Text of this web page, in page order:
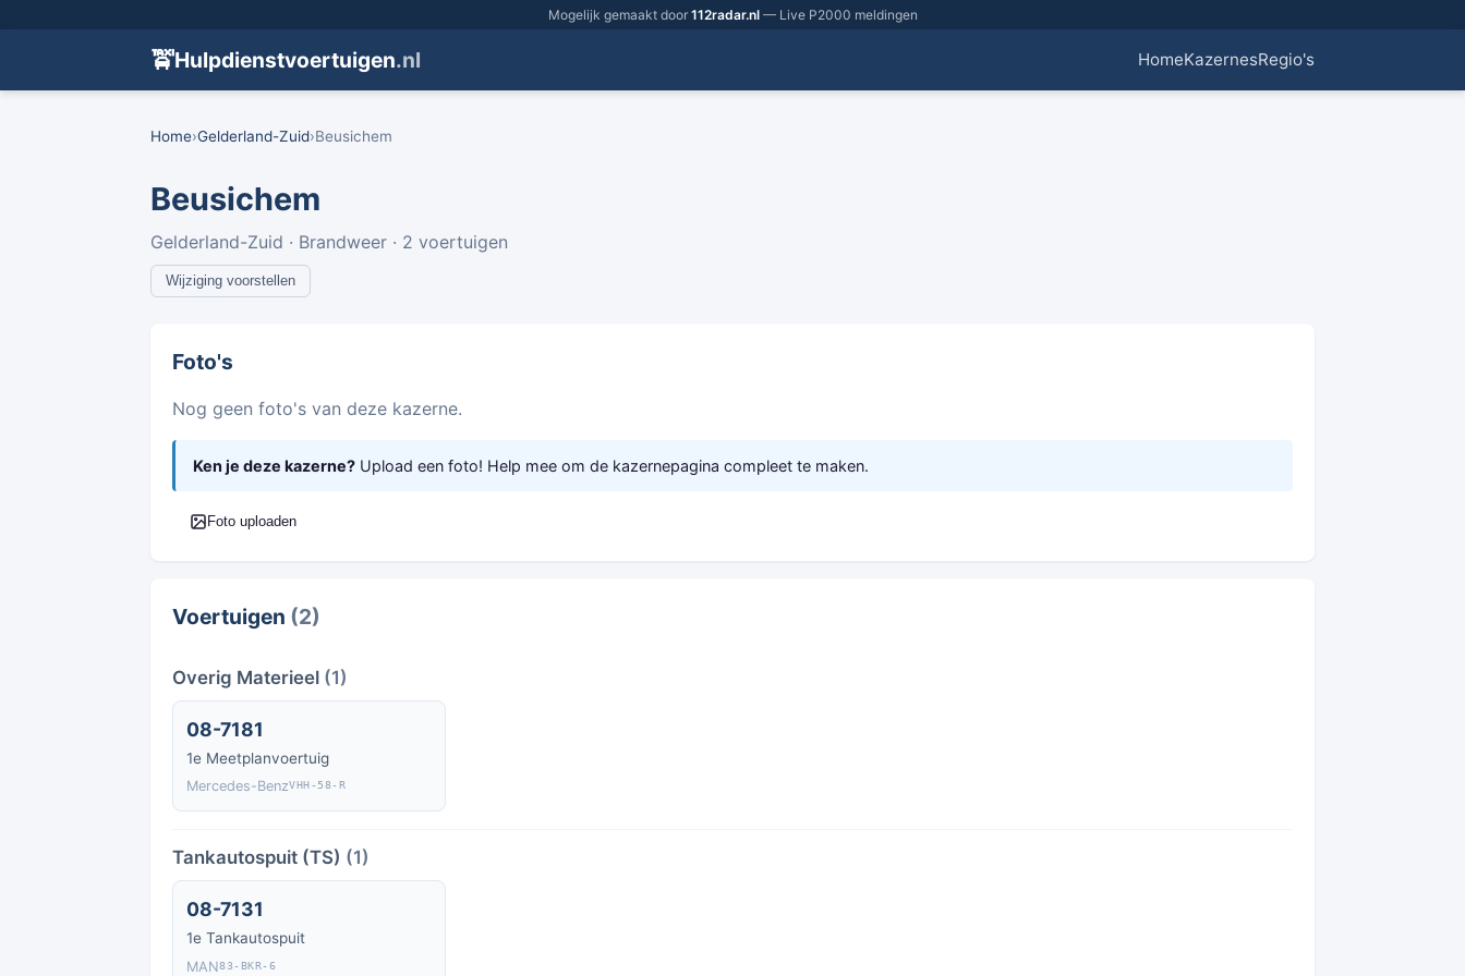
Mogelijk gemaakt door 112radar.nl— Live P2000 meldingen
🚖Hulpdienstvoertuigen.nl HomeKazernesRegio's
Home›Gelderland-Zuid›Beusichem
Beusichem
Gelderland-Zuid · Brandweer · 2 voertuigen
Wijziging voorstellen
Foto's
Nog geen foto's van deze kazerne.
Ken je deze kazerne? Upload een foto! Help mee om de kazernepagina compleet te maken.
Foto uploaden
Voertuigen (2)
Overig Materieel (1)
08-7181
1e Meetplanvoertuig
Mercedes-BenzVHH-58-R
Tankautospuit (TS) (1)
08-7131
1e Tankautospuit
MAN83-BKR-6